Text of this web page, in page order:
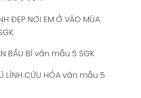
ĐẸP NƠI EM Ở VÀO MÙA
BẦU BÍ văn mẫu 5 SGK
LÍNH CỨU HỎA văn mẫu 5